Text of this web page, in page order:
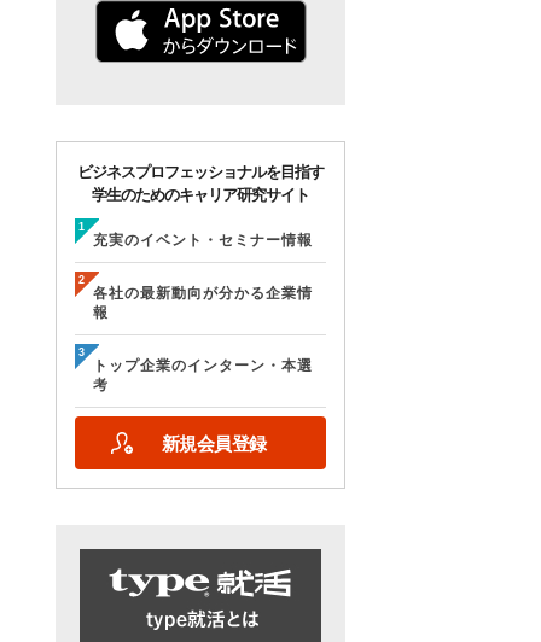
ビジネスプロフェッショナルを目指す
学生のためのキャリア研究サイト
充実のイベント・セミナー情報
各社の最新動向が分かる企業情
報
トップ企業のインターン・本選
考
新規会員登録